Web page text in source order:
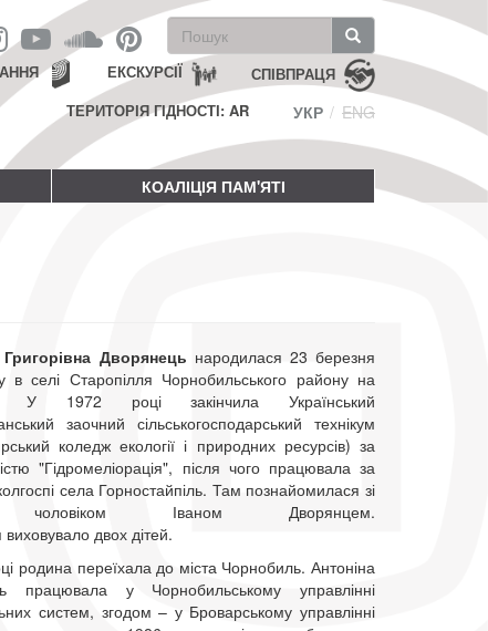
Пошукова
форма
Пошук СПІВПРАЦЯ
ЕКСКУРСІЇ
ТЕРИТОРІЯ ГІДНОСТІ: AR
УКР ENG
КОАЛІЦІЯ ПАМ'ЯТІ
Григорівна Дворянець народилася 23 березня
в селі Старопілля Чорнобильського району на
У 1972 році закінчила Український
заочний сільськогосподарський технікум
коледж екології і природних ресурсів) за
"Гідромеліорація", після чого працювала за
села Горностайпіль. Там познайомилася зі
чоловіком Іваном Дворянцем.
двох дітей.
родина переїхала до міста Чорнобиль. Антоніна
працювала у Чорнобильському управлінні
систем, згодом – у Броварському управлінні